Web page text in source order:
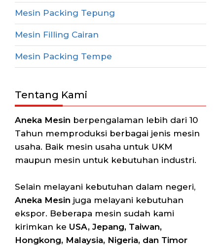
Mesin Packing Tepung
Mesin Filling Cairan
Mesin Packing Tempe
Tentang Kami
Aneka Mesin berpengalaman lebih dari 10
Tahun memproduksi berbagai jenis mesin
usaha. Baik mesin usaha untuk UKM
maupun mesin untuk kebutuhan industri.
Selain melayani kebutuhan dalam negeri,
Aneka Mesin juga melayani kebutuhan
ekspor. Beberapa mesin sudah kami
kirimkan ke USA, Jepang, Taiwan,
Hongkong, Malaysia, Nigeria, dan Timor